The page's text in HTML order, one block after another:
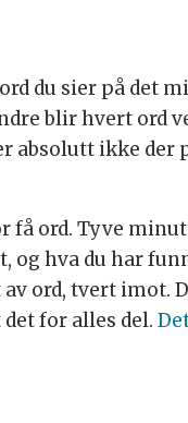
du sier på det
blir hvert ord
absolutt ikke der
få ord. Tyve
og hva du har
ord, tvert imot.
for alles del.